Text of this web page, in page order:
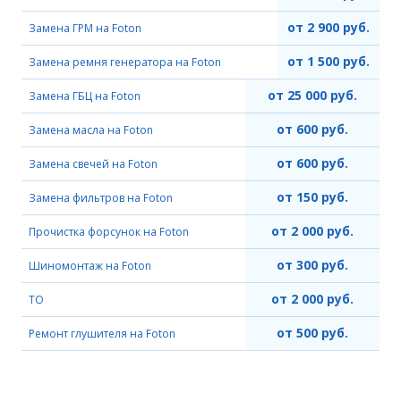
Замена ГРМ на Foton от 2 900 руб.
Замена ремня генератора на Foton от 1 500 руб.
Замена ГБЦ на Foton от 25 000 руб.
Замена масла на Foton от 600 руб.
Замена свечей на Foton от 600 руб.
Замена фильтров на Foton от 150 руб.
Прочистка форсунок на Foton от 2 000 руб.
Шиномонтаж на Foton от 300 руб.
ТО от 2 000 руб.
Ремонт глушителя на Foton от 500 руб.